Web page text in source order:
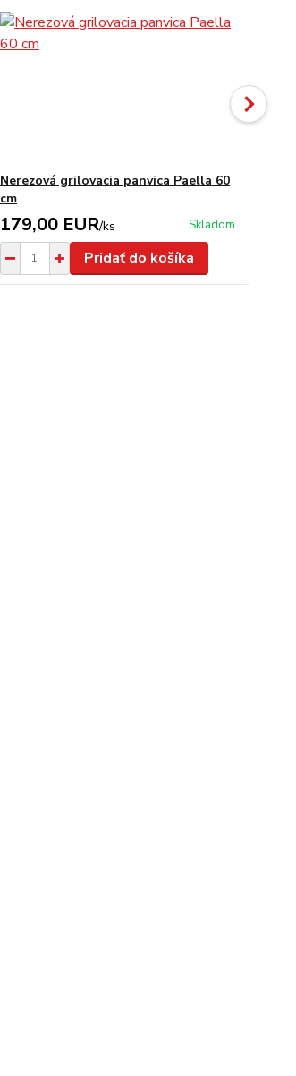
Nerezová grilovacia panvica Paella 60
cm
179,00 EUR/ks Skladom
Pridať do košíka